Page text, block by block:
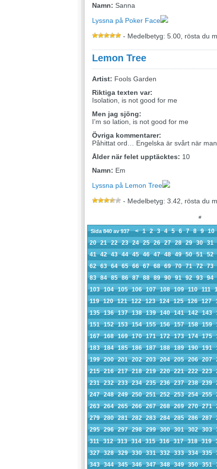
Namn: Sanna
Lyssna på Poker Face
- Medelbetyg: 5.00, rösta du
Lemon Tree
Artist: Fools Garden
Riktiga texten var:
Isolation, is not good for me
Men jag sjöng:
I’m so lation, is not good for me
Övriga kommentarer:
Påhittat ord… Engelska är svårt när
Ålder när felet upptäcktes: 10
Namn: Em
Lyssna på Lemon Tree
- Medelbetyg: 3.42, rösta du
#
Sida 840 av 937 < 1 2 3 4 5 6 7 8 9 10
20 21 22 23 24 25 26 27 28 29 30 31
41 42 43 44 45 46 47 48 49 50 51 52
62 63 64 65 66 67 68 69 70 71 72 73
83 84 85 86 87 88 89 90 91 92 93 94
103 104 105 106 107 108 109 110 111
119 120 121 122 123 124 125 126 127
135 136 137 138 139 140 141 142 143
151 152 153 154 155 156 157 158 159
167 168 169 170 171 172 173 174 175
183 184 185 186 187 188 189 190 191
199 200 201 202 203 204 205 206 207
215 216 217 218 219 220 221 222 223
231 232 233 234 235 236 237 238 239
247 248 249 250 251 252 253 254 255
263 264 265 266 267 268 269 270 271
279 280 281 282 283 284 285 286 287
295 296 297 298 299 300 301 302 303
311 312 313 314 315 316 317 318 319
327 328 329 330 331 332 333 334 335
343 344 345 346 347 348 349 350 351